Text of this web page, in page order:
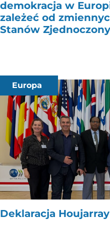
demokracja w
zależeć od
Stanów
Europa
Deklaracja